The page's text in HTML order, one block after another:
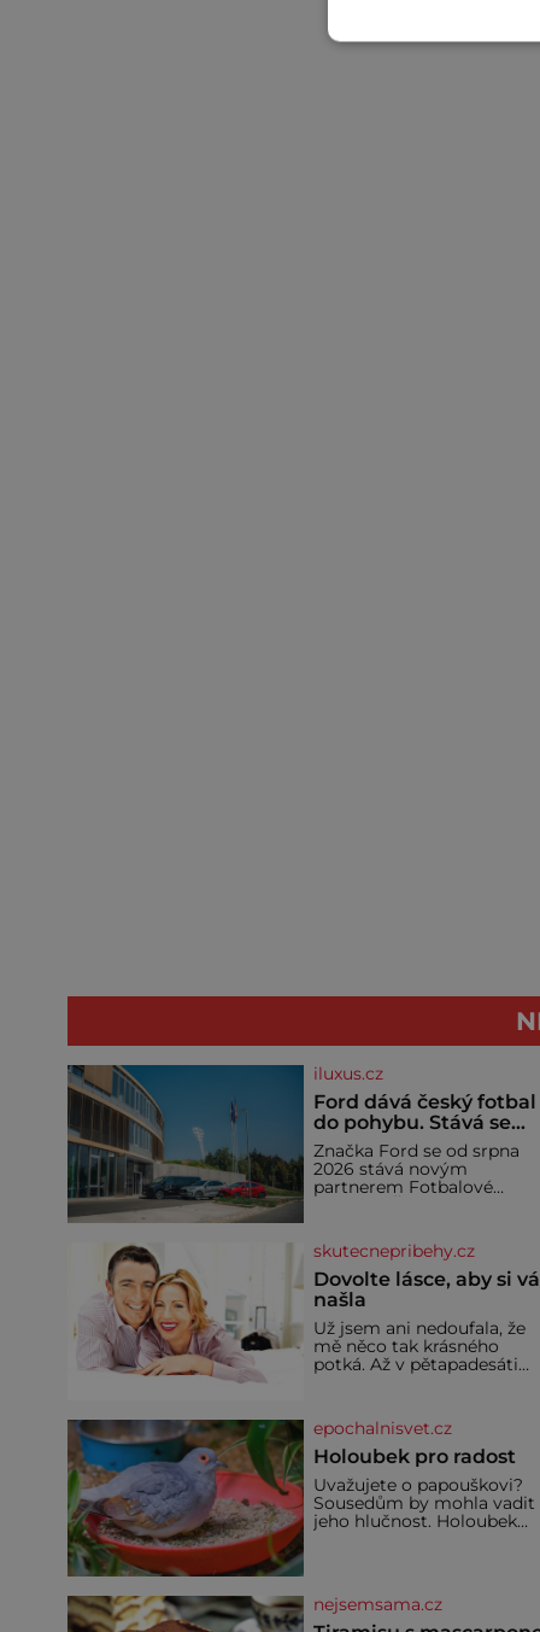
iluxus.cz
Ford dává český fotbal
do pohybu. Stává se
novým partnerem
FAČR
Značka Ford se od srpna
2026 stává novým
partnerem Fotbalové
zajistí mobilitu asociace,
reprezentačních týmů i
českého fotbalu v
regionech. Partner
skutecnepribehy.cz
Dovolte lásce, aby si
našla
Už jsem ani nedoufala, že
mě něco tak krásného
potká. Až v pětapadesáti
vdávala, když mi bylo
dvacet. Oba jsme byli
a byl to tak říkajíc sňatek z
rozumu. Rodiče nás dali
dohromady, Toník byl
zaopatřený mladý muž.
Manželství nám oběma
epochalnisvet.cz
Holoubek pro radost
Uvažujete o papouškovi?
Sousedům by mohla vadit
jeho hlučnost. Holoubek
se i pro chovatele
začátečníky. Jedná se o
nejsemsama.cz